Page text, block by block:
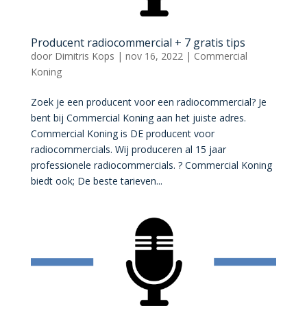
Producent radiocommercial + 7 gratis tips
door Dimitris Kops | nov 16, 2022| Commercial
Koning
Zoek je een producent voor een radiocommercial? Je
bent bij Commercial Koning aan het juiste adres.
Commercial Koning is DE producent voor
radiocommercials. Wij produceren al 15 jaar
professionele radiocommercials. ?️ Commercial Koning
biedt ook; De beste tarieven...